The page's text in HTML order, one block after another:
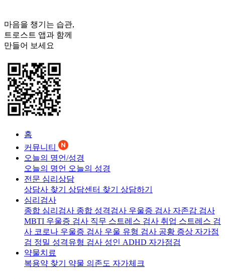
마음을 챙기는 습관,
트로스트 앱과 함께
만들어 보세요
홈
커뮤니티
오늘의 명언/성경
오늘의 명언 오늘의 성경
전문 심리상담
상담사 찾기 상담센터 찾기 상담하기
심리검사
종합 심리검사 종합 성격검사 우울증 검사 자존감 검사
MBTI 우울증 검사 직무 스트레스 검사 취업 스트레스 검
사 코로나 우울증 검사 우울 유형 검사 공황 증상 자가점
검 정밀 성격유형 검사 성인 ADHD 자가점검
약물치료
복용약 찾기 약물 의존도 자가체크